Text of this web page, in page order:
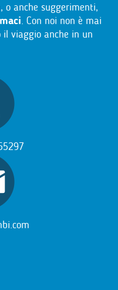
o anche suggerimenti,
. Con noi non è mai
viaggio anche in un